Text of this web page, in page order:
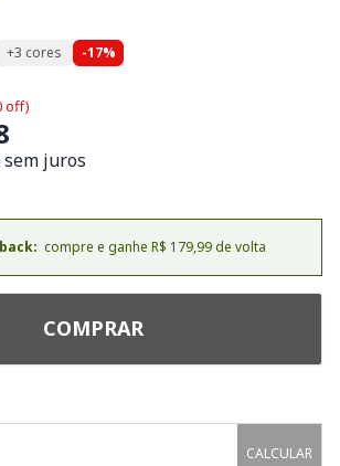
+3 cores -17%
off)
sem juros
compre e ganhe R$ 179,99 de volta
COMPRAR
CALCULAR